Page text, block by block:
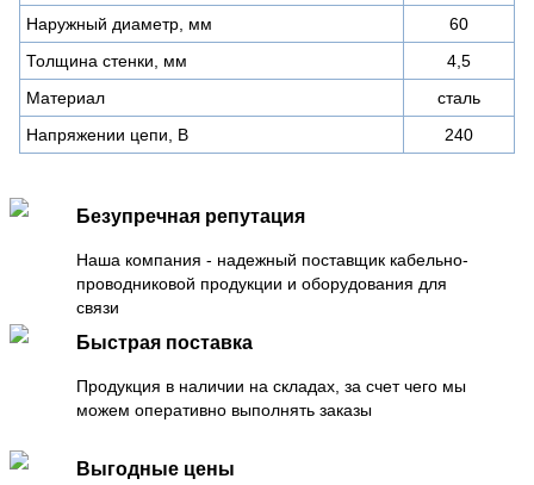
Наружный диаметр, мм
60
Толщина стенки, мм
4,5
Материал
сталь
Напряжении цепи, В
240
Безупречная репутация
Наша компания - надежный поставщик кабельно-
проводниковой продукции и оборудования для
связи
Быстрая поставка
Продукция в наличии на складах, за счет чего мы
можем оперативно выполнять заказы
Выгодные цены